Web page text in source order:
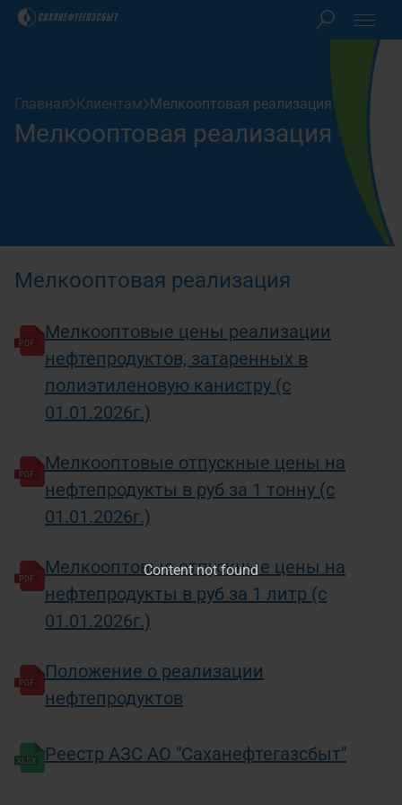
Content not found
Акционерам
Пресс-центр
Контакты
Личный кабинет
Главная Клиентам Мелкооптовая реализация
Мелкооптовая реализация
Мелкооптовая реализация
Мелкооптовые цены реализации
нефтепродуктов, затаренных в
полиэтиленовую канистру (с
01.01.2026г.)
Мелкооптовые отпускные цены на
нефтепродукты в руб за 1 тонну (с
01.01.2026г.)
Мелкооптовые отпускные цены на
нефтепродукты в руб за 1 литр (с
01.01.2026г.)
Положение о реализации
нефтепродуктов
Реестр АЗС АО "Саханефтегазсбыт"